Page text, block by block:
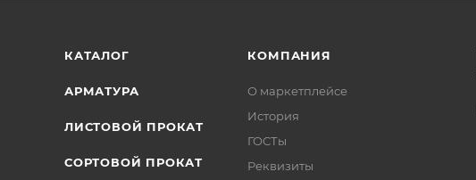
КАТАЛОГ
АРМАТУРА
ЛИСТОВОЙ ПРОКАТ
СОРТОВОЙ ПРОКАТ
КОМПАНИЯ
О маркетплейсе
История
ГОСТы
Реквизиты